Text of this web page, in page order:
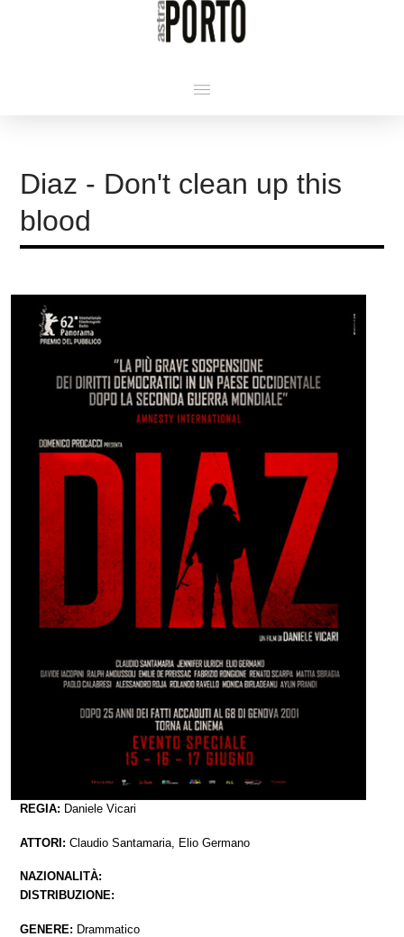
Diaz - Don't clean up this
blood
REGIA: Daniele Vicari
ATTORI:Claudio Santamaria, Elio Germano
NAZIONALITÀ:
DISTRIBUZIONE:
GENERE: Drammatico